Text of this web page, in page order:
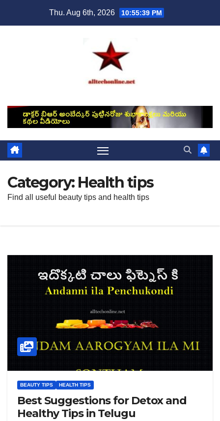
Thu. Aug 6th, 2026 10:55:40 PM
Category: Health tips
Find all useful beauty tips and health tips
BEAUTY TIPS HEALTH TIPS
Best Suggestions for Detox and
Healthy Tips in Telugu